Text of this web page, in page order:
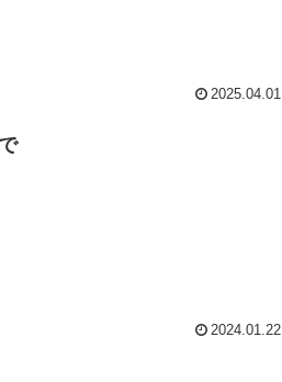
2025.04.01
2024.01.22